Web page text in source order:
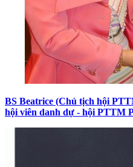
BS Beatrice (Chủ tịch hội
hội viên danh dự - hội PTTM